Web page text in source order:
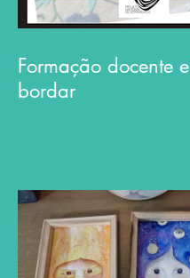
Formação docente
bordar